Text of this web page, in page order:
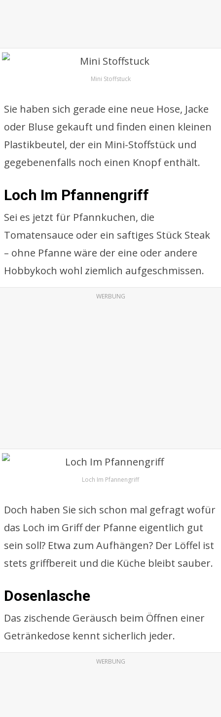
Mini Stoffstuck
Sie haben sich gerade eine neue Hose, Jacke
oder Bluse gekauft und finden einen kleinen
Plastikbeutel, der ein Mini-Stoffstück und
gegebenenfalls noch einen Knopf enthält.
Loch Im Pfannengriff
Sei es jetzt für Pfannkuchen, die
Tomatensauce oder ein saftiges Stück Steak
– ohne Pfanne wäre der eine oder andere
Hobbykoch wohl ziemlich aufgeschmissen.
WERBUNG
Loch Im Pfannengriff
Doch haben Sie sich schon mal gefragt wofür
das Loch im Griff der Pfanne eigentlich gut
sein soll? Etwa zum Aufhängen? Der Löffel ist
stets griffbereit und die Küche bleibt sauber.
Dosenlasche
Das zischende Geräusch beim Öffnen einer
Getränkedose kennt sicherlich jeder.
WERBUNG